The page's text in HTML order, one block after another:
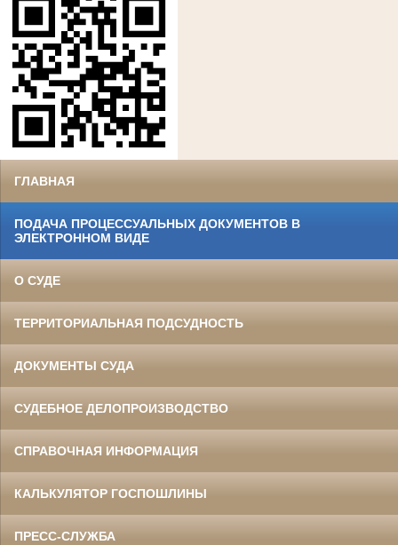
ГЛАВНАЯ
ПОДАЧА ПРОЦЕССУАЛЬНЫХ ДОКУМЕНТОВ В
ЭЛЕКТРОННОМ ВИДЕ
О СУДЕ
ТЕРРИТОРИАЛЬНАЯ ПОДСУДНОСТЬ
ДОКУМЕНТЫ СУДА
СУДЕБНОЕ ДЕЛОПРОИЗВОДСТВО
СПРАВОЧНАЯ ИНФОРМАЦИЯ
КАЛЬКУЛЯТОР ГОСПОШЛИНЫ
ПРЕСС-СЛУЖБА